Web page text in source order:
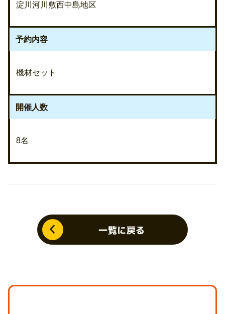
淀川河川敷西中島地区
予約内容
機材セット
開催人数
8名
一覧に戻る